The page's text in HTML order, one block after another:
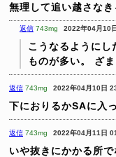
無理して追い越さなき
返信 743mg 2022年04月10
こうなるようにし
ものが多い。
ざ
返信 743mg 2022年04月10日
下におりるかSAに入
返信 743mg 2022年04月11日
いや抜きにかかる所